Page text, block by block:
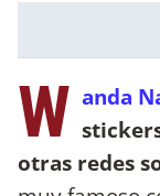
W anda
otras redes